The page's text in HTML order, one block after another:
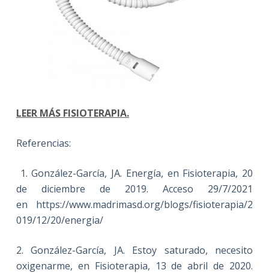
LEER MÁS FISIOTERAPIA.
Referencias:
1. González-García, JA. Energía, en Fisioterapia, 20
de diciembre de 2019. Acceso 29/7/2021
en https://www.madrimasd.org/blogs/fisioterapia/2
019/12/20/energia/
2. González-García, JA. Estoy saturado, necesito
oxigenarme, en Fisioterapia, 13 de abril de 2020.